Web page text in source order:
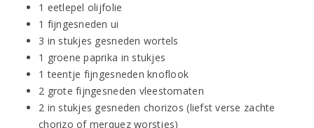
1 eetlepel olijfolie
1 fijngesneden ui
3 in stukjes gesneden wortels
1 groene paprika in stukjes
1 teentje fijngesneden knoflook
2 grote fijngesneden vleestomaten
2 in stukjes gesneden chorizos (liefst verse zachte
chorizo of merquez worstjes)